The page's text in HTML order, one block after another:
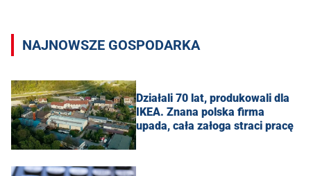
NAJNOWSZE GOSPODARKA
Działali 70 lat, produkowali dla
IKEA. Znana polska firma
upada, cała załoga straci pracę